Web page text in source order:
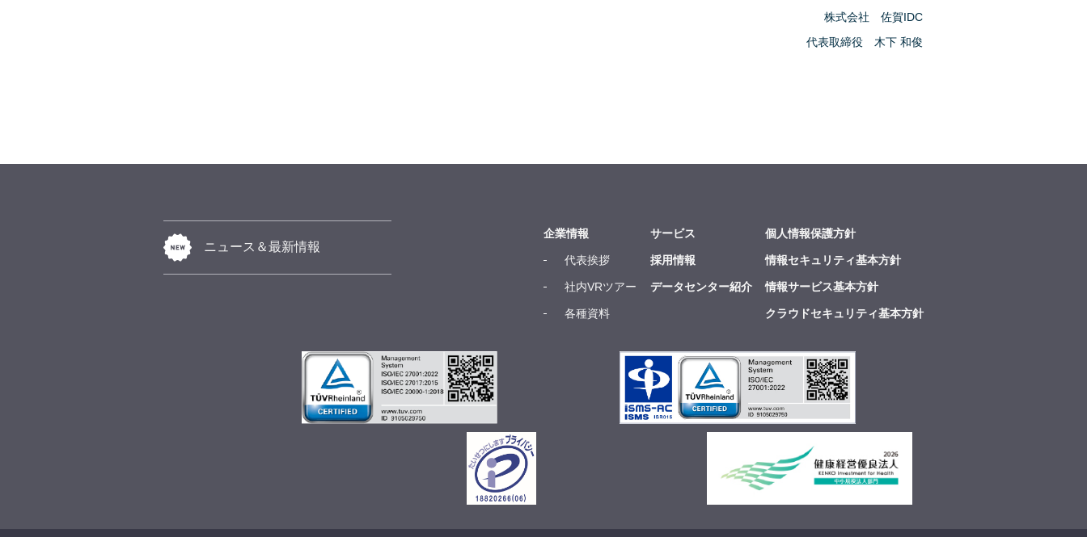
株式会社 佐賀IDC
代表取締役 木下 和俊
ニュース＆最新情報
企業情報
代表挨拶
社内VRツアー
各種資料
サービス
採用情報
データセンター紹介
個人情報保護方針
情報セキュリティ基本方針
情報サービス基本方針
クラウドセキュリティ基本方針